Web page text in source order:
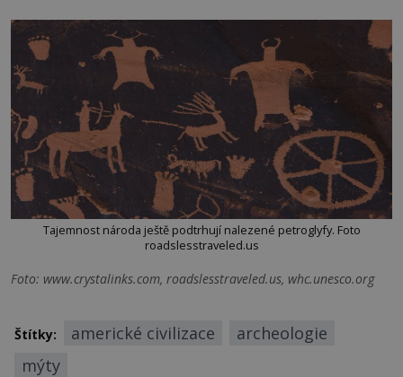
Tajemnost národa ještě podtrhují nalezené petroglyfy. Foto
roadslesstraveled.us
Foto: www.crystalinks.com, roadslesstraveled.us, whc.unesco.org
Štítky: americké civilizace
archeologie
mýty